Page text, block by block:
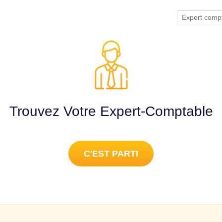
Expert
Trouvez Votre Expert-Comptable
C'EST PARTI